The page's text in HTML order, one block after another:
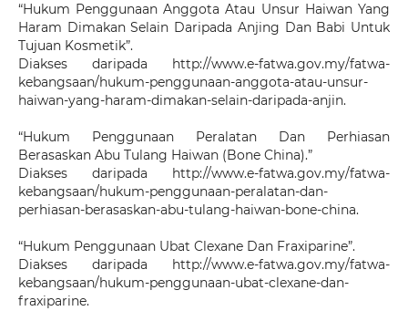
“Hukum Penggunaan Anggota Atau Unsur Haiwan Yang
Haram Dimakan Selain Daripada Anjing Dan Babi Untuk
Tujuan Kosmetik”.
Diakses daripada http://www.e-fatwa.gov.my/fatwa-
kebangsaan/hukum-penggunaan-anggota-atau-unsur-
haiwan-yang-haram-dimakan-selain-daripada-anjin.
“Hukum Penggunaan Peralatan Dan Perhiasan
Berasaskan Abu Tulang Haiwan (Bone China).”
Diakses daripada http://www.e-fatwa.gov.my/fatwa-
kebangsaan/hukum-penggunaan-peralatan-dan-
perhiasan-berasaskan-abu-tulang-haiwan-bone-china.
“Hukum Penggunaan Ubat Clexane Dan Fraxiparine”.
Diakses daripada http://www.e-fatwa.gov.my/fatwa-
kebangsaan/hukum-penggunaan-ubat-clexane-dan-
fraxiparine.